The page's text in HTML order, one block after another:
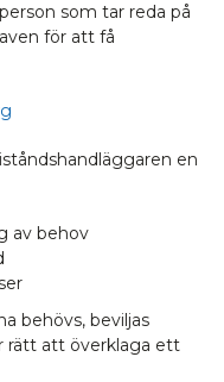
som tar reda på
för att få
en
av behov
behövs, beviljas
rätt att överklaga ett